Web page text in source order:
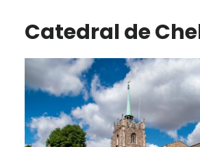
Catedral de